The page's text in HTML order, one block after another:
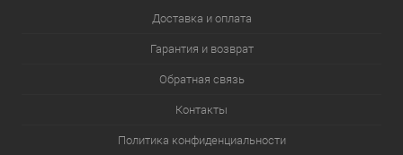
Доставка и оплата
Гарантия и возврат
Обратная связь
Контакты
Политика конфиденциальности